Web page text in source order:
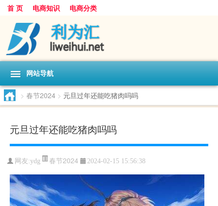
首 页 电商知识 电商分类
网站导航
> 春节2024 > 元旦过年还能吃猪肉吗吗
元旦过年还能吃猪肉吗吗
网友:ydg 春节2024 2024-02-15 15:56:38